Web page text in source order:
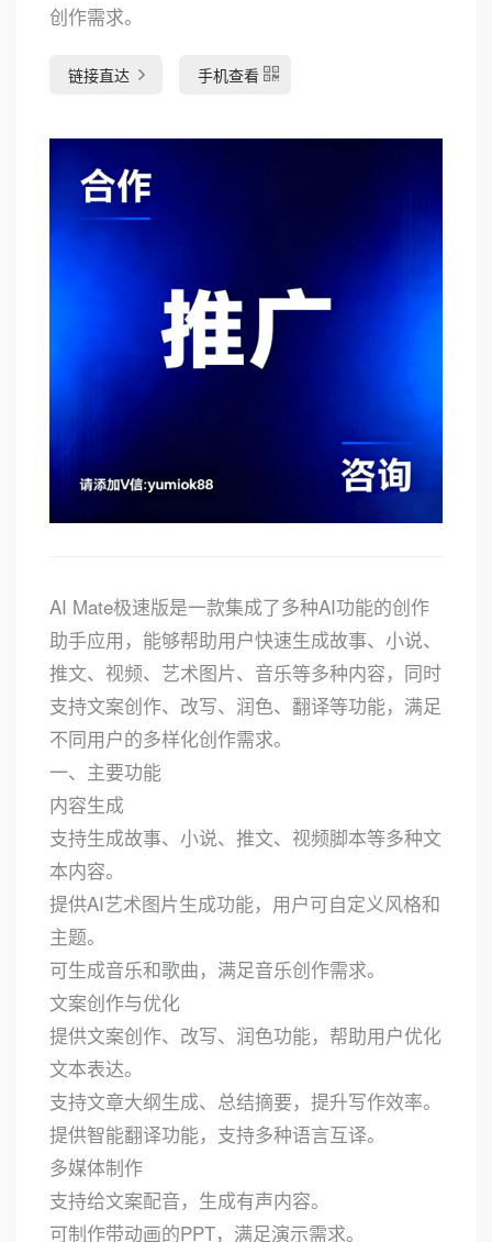
创作需求。
链接直达 手机查看
AI Mate极速版是一款集成了多种AI功能的创作
助手应用，能够帮助用户快速生成故事、小说、
推文、视频、艺术图片、音乐等多种内容，同时
支持文案创作、改写、润色、翻译等功能，满足
不同用户的多样化创作需求。
一、主要功能
内容生成
支持生成故事、小说、推文、视频脚本等多种文
本内容。
提供AI艺术图片生成功能，用户可自定义风格和
主题。
可生成音乐和歌曲，满足音乐创作需求。
文案创作与优化
提供文案创作、改写、润色功能，帮助用户优化
文本表达。
支持文章大纲生成、总结摘要，提升写作效率。
提供智能翻译功能，支持多种语言互译。
多媒体制作
支持给文案配音，生成有声内容。
可制作带动画的PPT，满足演示需求。